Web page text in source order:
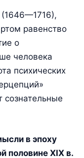
равенство
о
человека
психических
сознательные
в эпоху
половине XIX в.